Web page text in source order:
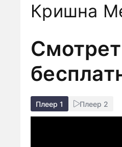
Кришна
Плеер 1 Плеер 2